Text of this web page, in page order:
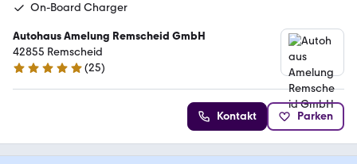
On-Board Charger
Autohaus Amelung Remscheid GmbH
42855 Remscheid
5 Sterne
(25)
Kontakt Parken